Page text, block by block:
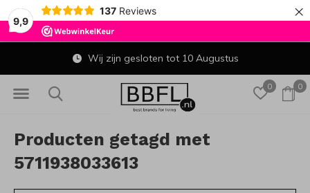
9,9
137 Reviews ×
0 0
Wij zijn gesloten tot 10 Augustus
Producten getagd met
5711938033613